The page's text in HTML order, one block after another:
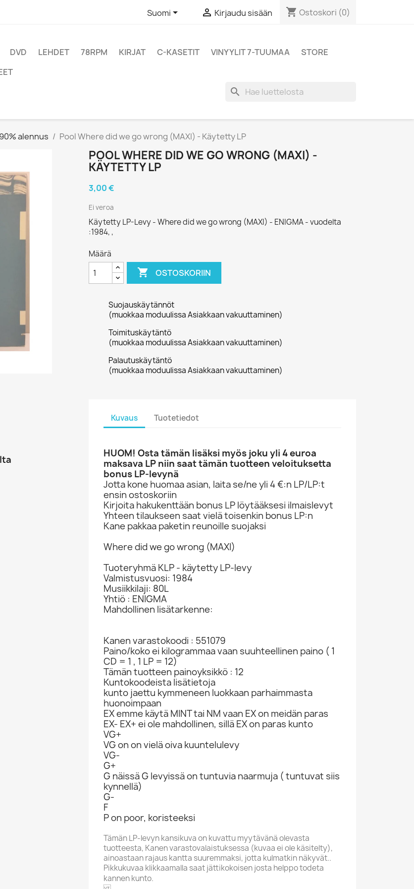
Suomi  Kirjaudu sisään shopping_cart Ostoskori (0)
DVD LEHDET 78RPM KIRJAT C-KASETIT VINYYLIT 7-TUUMAA
STORE
search
alennus Pool Where did we go wrong (MAXI) - Käytetty LP
POOL WHERE DID WE GO WRONG (MAXI) -
KÄYTETTY LP
3,00 €
Ei veroa
Käytetty LP-Levy - Where did we go wrong (MAXI) - ENIGMA - vuodelta
:1984, ,
Määrä
 OSTOSKORIIN
Suojauskäytännöt
(muokkaa moduulissa Asiakkaan vakuuttaminen)
Toimituskäytäntö
(muokkaa moduulissa Asiakkaan vakuuttaminen)
Palautuskäytäntö
(muokkaa moduulissa Asiakkaan vakuuttaminen)
Kuvaus Tuotetiedot
HUOM! Osta tämän lisäksi myös joku yli 4 euroa
maksava LP niin saat tämän tuotteen veloituksetta
bonus LP-levynä
Jotta kone huomaa asian, laita se/ne yli 4 €:n LP/LP:t
ensin ostoskoriin
Kirjoita hakukenttään bonus LP löytääksesi ilmaislevyt
Yhteen tilaukseen saat vielä toisenkin bonus LP:n
Kane pakkaa paketin reunoille suojaksi
Where did we go wrong (MAXI)
Tuoteryhmä KLP - käytetty LP-levy
Valmistusvuosi: 1984
Musiikkilaji: 80L
Yhtiö : ENIGMA
Mahdollinen lisätarkenne:
Kanen varastokoodi : 551079
Paino/koko ei kilogrammaa vaan suuhteellinen paino ( 1
CD = 1 , 1 LP = 12)
Tämän tuotteen painoyksikkö : 12
Kuntokoodeista lisätietoja
kunto jaettu kymmeneen luokkaan parhaimmasta
huonoimpaan
EX emme käytä MINT tai NM vaan EX on meidän paras
EX- EX+ ei ole mahdollinen, sillä EX on paras kunto
VG+
VG on on vielä oiva kuuntelulevy
VG-
G+
G näissä G levyissä on tuntuvia naarmuja ( tuntuvat siis
kynnellä)
G-
F
P on poor, koristeeksi
Tämän LP-levyn kansikuva on kuvattu myytävänä olevasta
tuotteesta, Kanen varastovalaistuksessa (kuvaa ei ole käsitelty),
ainoastaan rajaus kantta suuremmaksi, jotta kulmatkin näkyvät..
Pikkukuvaa klikkaamalla saat jättikokoisen josta helppo todeta
kannen kunto.